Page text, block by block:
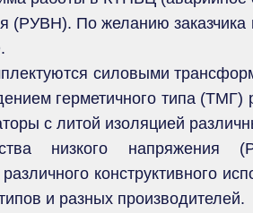
(РУВН). По желанию
силовыми
герметичного типа (ТМГ)
с литой изоляцией
низкого
различного
и разных производителей.